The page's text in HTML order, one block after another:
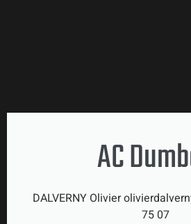
AC
DALVERNY Olivier
75 07